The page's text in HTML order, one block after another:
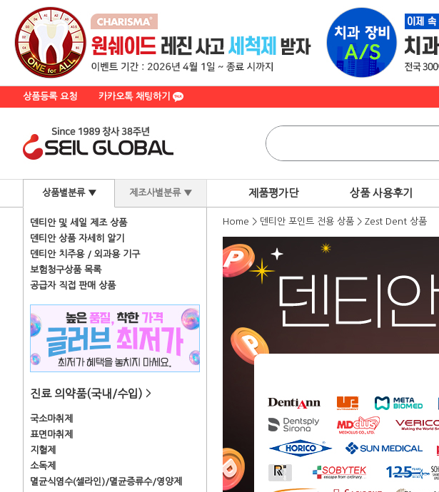
상품등록 요청 카카오톡 채팅하기
상품별분류 ▼ 제조사별분류 ▼
덴티안 및 세일 제조 상품
덴티안 상품 자세히 알기
덴티안 치주용 / 외과용 기구
보험청구상품 목록
공급자 직접 판매 상품
진료 의약품(국내/수입) >
국소마취제
표면마취제
지혈제
소독제
멸균식염수(셀라인)/멸균증류수/영양제
제품평가단 상품 사용후기
Home > 덴티안 포인트 전용 상품 > Zest Dent 상품